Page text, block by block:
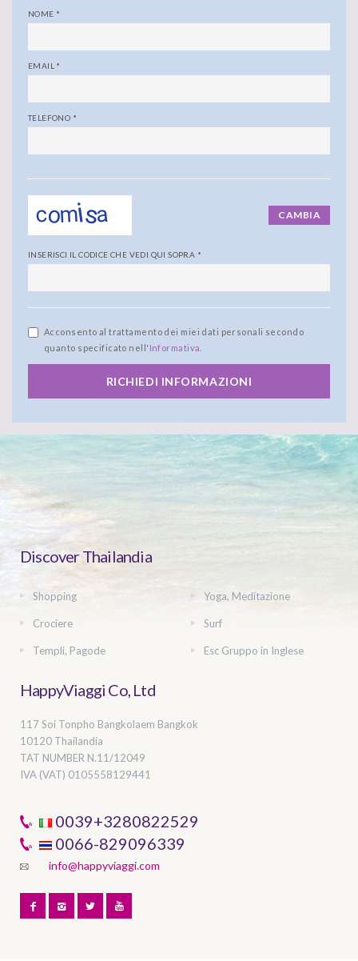
NOME *
EMAIL *
TELEFONO *
CAMBIA
INSERISCI IL CODICE CHE VEDI QUI SOPRA *
Acconsento al trattamento dei miei dati personali secondo
quanto specificato nell' Informativa
RICHIEDI INFORMAZIONI
Discover Thailandia
Shopping Yoga, Meditazione
Crociere Surf
Templi, Pagode Esc Gruppo in Inglese
HappyViaggi Co, Ltd
117 Soi Tonpho Bangkolaem Bangkok
10120 Thailandia
TAT NUMBER N.11/12049
IVA (VAT) 0105558129441
0039+3280822529
0066-829096339
info@happyviaggi.com